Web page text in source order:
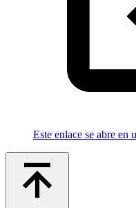
Este enlace se abre en